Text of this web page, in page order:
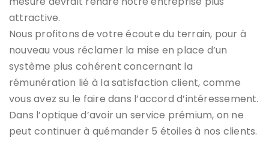
attractive.
Nous profitons de votre écoute du terrain, pour à
nouveau vous réclamer la mise en place d’un
système plus cohérent concernant la
rémunération lié à la satisfaction client, comme
vous avez su le faire dans l’accord d’intéressement.
Dans l’optique d’avoir un service prémium, on ne
peut continuer à quémander 5 étoiles à nos clients.